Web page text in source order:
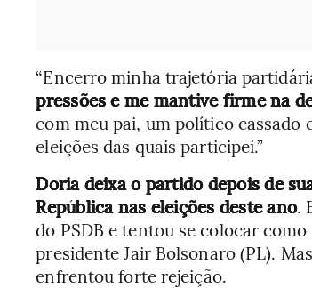
“Encerro minha trajetória
pressões e me mantive firme na
com meu pai, um político cassado
eleições das quais participei.”
Doria deixa o partido depois de
República nas eleições deste ano.
do PSDB e tentou se colocar
presidente Jair Bolsonaro (PL).
enfrentou forte rejeição.